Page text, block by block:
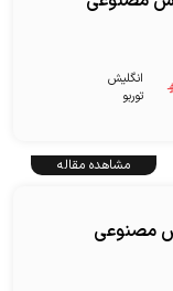
انگلیش‌
توربو
مشاهده مقاله
مصنوعی